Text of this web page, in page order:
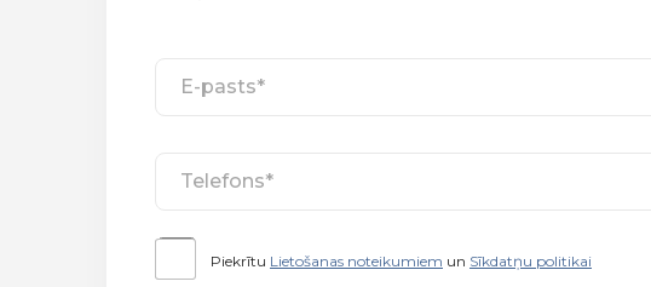
Piekrītu Lietošanas noteikumiem un Sīkdatņu politikai